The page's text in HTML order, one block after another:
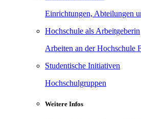
Einrichtungen, Abteilungen
Hochschule als Arbeitgeberin
Arbeiten an der Hochschule
Studentische Initiativen
Hochschulgruppen
Weitere Infos